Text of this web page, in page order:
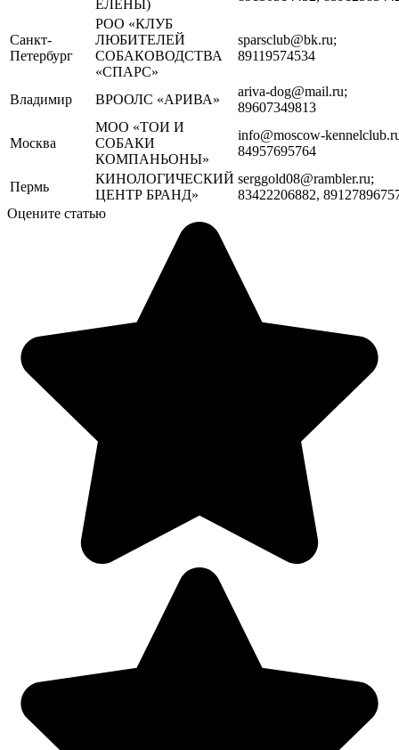
ЕЛЕНЫ)
Санкт-
Петербург
РОО «КЛУБ
ЛЮБИТЕЛЕЙ
СОБАКОВОДСТВА
«СПАРС»
sparsclub@bk.ru;
89119574534
Владимир ВРООЛС «АРИВА»
ariva-dog@mail.ru;
89607349813
Москва
МОО «ТОИ И
СОБАКИ
КОМПАНЬОНЫ»
info@moscow-
84957695764
Пермь
КИНОЛОГИЧЕСКИЙ
ЦЕНТР БРАНД»
serggold08@rambler.ru;
83422206882,
Оцените статью